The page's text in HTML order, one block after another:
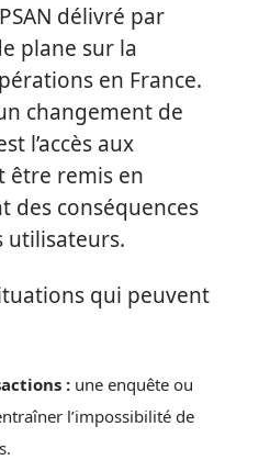
délivré par
plane sur la
en France.
changement de
l’accès aux
être remis en
des conséquences
utilisateurs.
qui peuvent
: une enquête ou
l’impossibilité de